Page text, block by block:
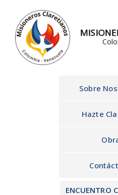
contenido
Sobre
Hazte
ENCUENTRO